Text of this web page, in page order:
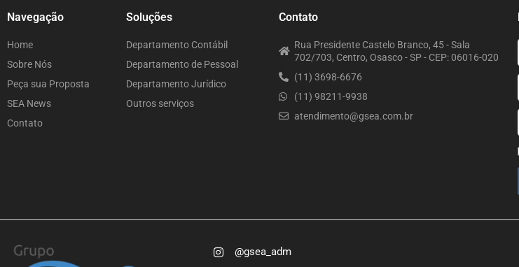
Navegação
Home
Sobre Nós
Peça sua Proposta
SEA News
Contato
Soluções
Departamento Contábil
Departamento de Pessoal
Departamento Jurídico
Outros serviços
Contato
Rua Presidente Castelo Branco, 45 - Sala
702/703, Centro, Osasco - SP - CEP: 06016-020
(11) 3698-6676
(11) 98211-9938
atendimento@gsea.com.br
@gsea_adm